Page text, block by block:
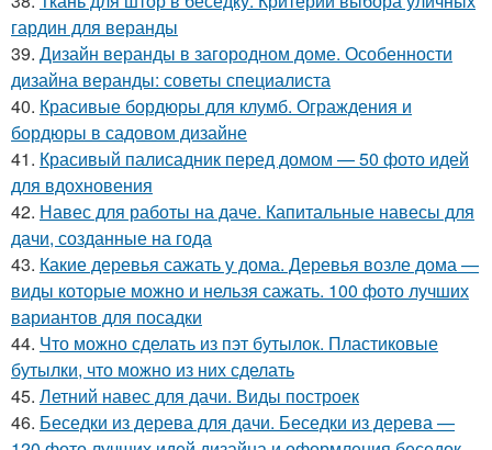
гардин для веранды
39. Дизайн веранды в загородном доме. Особенности
дизайна веранды: советы специалиста
40. Красивые бордюры для клумб. Ограждения и
бордюры в садовом дизайне
41. Красивый палисадник перед домом — 50 фото идей
для вдохновения
42. Навес для работы на даче. Капитальные навесы для
дачи, созданные на года
43. Какие деревья сажать у дома. Деревья возле дома —
виды которые можно и нельзя сажать. 100 фото лучших
вариантов для посадки
44. Что можно сделать из пэт бутылок. Пластиковые
бутылки, что можно из них сделать
45. Летний навес для дачи. Виды построек
46. Беседки из дерева для дачи. Беседки из дерева —